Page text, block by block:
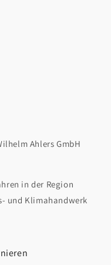
Ahlers GmbH
in der Region
und Klimahandwerk